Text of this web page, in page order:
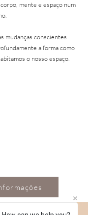
mente e espaço num
mudanças conscientes
a forma como
o nosso espaço.